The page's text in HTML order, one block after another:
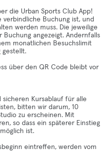
die Urban Sports Club App!
verbindliche Buchung ist, und
werden muss. Die jeweilige
angezeigt. Andernfalls
monatlichen Besuchslimit
gestellt.
über den QR Code bleibt vor
Kursablauf für alle
bitten wir darum, 10
zu erscheinen. Mit
so dass ein späterer Einstieg
ist.
eintreffen, werden vom